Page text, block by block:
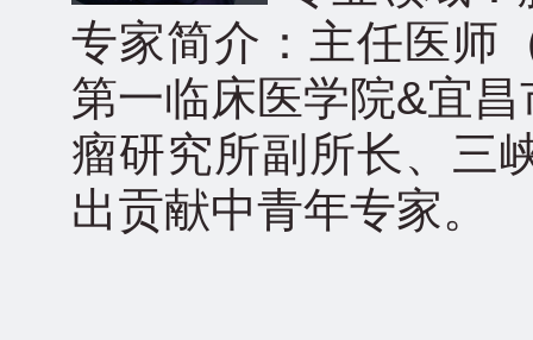
专家简介：主任医师
第一临床医学院&宜
瘤研究所副所长、三
出贡献中青年专家。